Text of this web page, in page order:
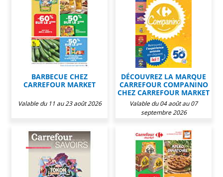
BARBECUE CHEZ
CARREFOUR MARKET
Valable du 11 au 23 août 2026
DÉCOUVREZ LA MARQUE
CARREFOUR COMPANINO
CHEZ CARREFOUR MARKET
Valable du 04 août au 07
septembre 2026